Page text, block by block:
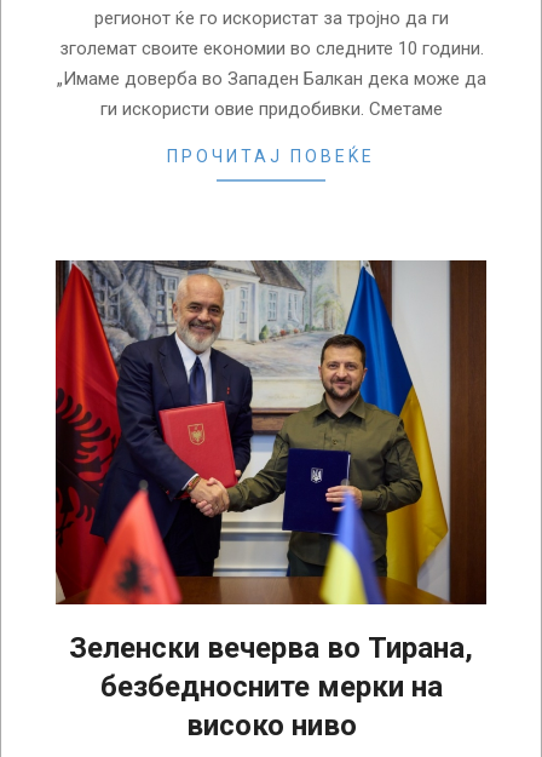
регионот ќе го искористат за тројно да ги
зголемат своите економии во следните 10 години.
„Имаме доверба во Западен Балкан дека може да
ги искористи овие придобивки. Сметаме
ПРОЧИТАЈ ПОВЕЌЕ
Зеленски вечерва во Тирана,
безбедносните мерки на
високо ниво